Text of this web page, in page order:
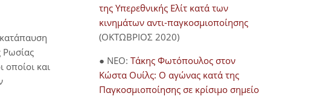
Ρωσίας
οποίοι και
της Υπερεθνικής Ελίτ κατά των
κινημάτων αντι-παγκοσμιοποίησης
(ΟΚΤΩΒΡΙΟΣ 2020)
● NEO: Τάκης Φωτόπουλος στον
Κώστα Ουίλς: Ο αγώνας κατά της
Παγκοσμιοποίησης σε κρίσιμο σημείο